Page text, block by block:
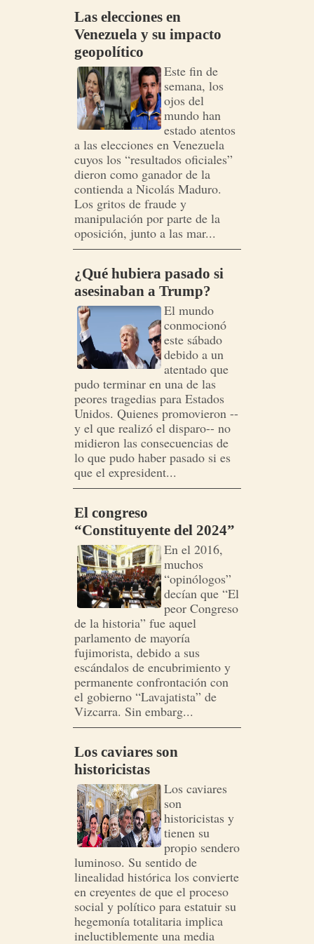
Las elecciones en
Venezuela y su impacto
geopolítico
Este fin de
semana, los
ojos del
mundo han
estado atentos
a las elecciones en Venezuela
cuyos los “resultados oficiales”
dieron como ganador de la
contienda a Nicolás Maduro.
Los gritos de fraude y
manipulación por parte de la
oposición, junto a las mar...
¿Qué hubiera pasado si
asesinaban a Trump?
El mundo
conmocionó
este sábado
debido a un
atentado que
pudo terminar en una de las
peores tragedias para Estados
Unidos. Quienes promovieron --
y el que realizó el disparo-- no
midieron las consecuencias de
lo que pudo haber pasado si es
que el expresident...
El congreso
“Constituyente del 2024”
En el 2016,
muchos
“opinólogos”
decían que “El
peor Congreso
de la historia” fue aquel
parlamento de mayoría
fujimorista, debido a sus
escándalos de encubrimiento y
permanente confrontación con
el gobierno “Lavajatista” de
Vizcarra. Sin embarg...
Los caviares son
historicistas
Los caviares
son
historicistas y
tienen su
propio sendero
luminoso. Su sentido de
linealidad histórica los convierte
en creyentes de que el proceso
social y político para estatuir su
hegemonía totalitaria implica
ineluctiblemente una media